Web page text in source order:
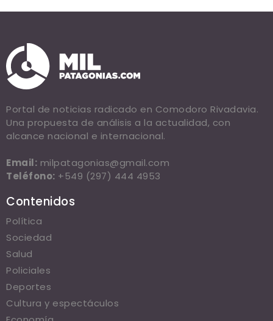
Portal de noticias radicado en Comodoro Rivadavia.
Una propuesta de análisis a la actualidad, con
alcance nacional e internacional.
Email: milpatagonias@gmail.com
Teléfono: +549 (297) 444 4953
Contenidos
Política
Sociedad
Salud
Policiales
Deportes
Cultura y espectáculos